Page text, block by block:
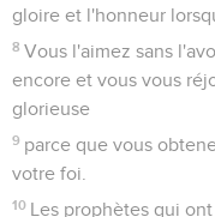
gloire et l'honneur
8 Vous l'aimez sans
encore et vous vous
glorieuse
9 parce que vous
votre foi.
10 Les prophètes qui